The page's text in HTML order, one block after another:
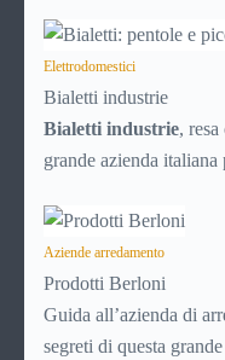
e caratteristiche di
la qualità dei suoi
panoramica della storia, filosofia, materiali utilizzati e
innovazione che
Bontempi.
Elettrodomestici
Bialetti industrie
Bialetti industrie,
grande azienda
macchine elettriche
Girmi produce anche
pentole e piccoli
e di prestigio, Bialetti
produzione importante
Aziende arredamento
Prodotti Berloni
Guida all’azienda di
segreti di questa